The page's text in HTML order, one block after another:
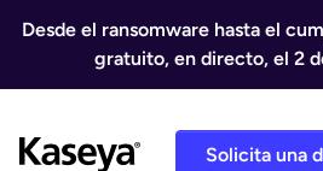
Desde el ransomware hasta el
gratuito, en directo, el 2
Solicita una